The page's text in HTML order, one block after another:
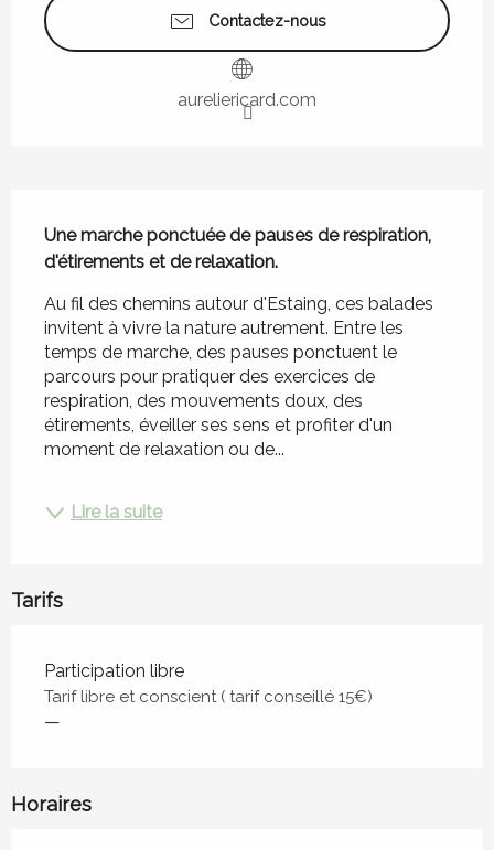
Contactez-nous
aureliericard.com
Une marche ponctuée de pauses de respiration,
d'étirements et de relaxation.
Au fil des chemins autour d'Estaing, ces balades
invitent à vivre la nature autrement. Entre les
temps de marche, des pauses ponctuent le
parcours pour pratiquer des exercices de
respiration, des mouvements doux, des
étirements, éveiller ses sens et profiter d'un
moment de relaxation ou de...
Lire la suite
Tarifs
Tarifs 2026
Participation libre
Tarif libre et conscient ( tarif conseillé 15€)
—
Horaires